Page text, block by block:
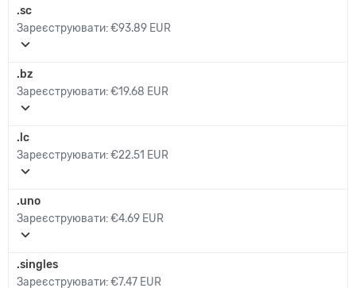
.sc
Зареєструювати:€93.89 EUR
expand_more
.bz
Зареєструювати:€19.68 EUR
expand_more
.lc
Зареєструювати:€22.51 EUR
expand_more
.uno
Зареєструювати:€4.69 EUR
expand_more
.singles
Зареєструювати:€7.47 EUR